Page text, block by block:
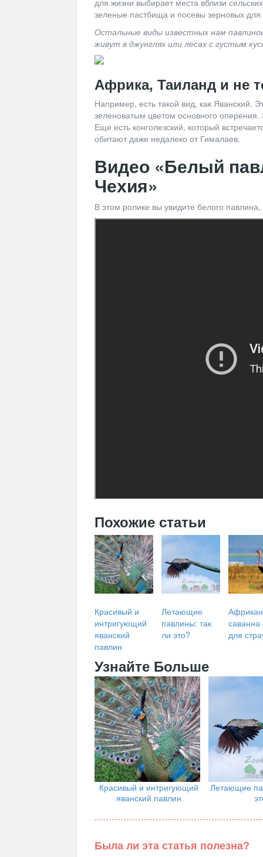
для жизни выбирает места вблизи
зеленые пастбища и посевы зерновых
Остальные виды известных нам
живут в джунглях или лесах с густым
Африка, Таиланд и не
Например, есть такой вид, как Яванский.
зеленоватым цветом основного
Еще есть конголезский, который
обитают даже недалеко от Гималаев.
Видео «Белый
Чехия»
В этом ролике вы увидите белого
Похожие статьи
Красивый и
интригующий
яванский
павлин
Летающие
павлины: так
ли это?
для
Узнайте Больше
Красивый и интригующий
яванский павлин
Летающие
Была ли эта статья полезна?